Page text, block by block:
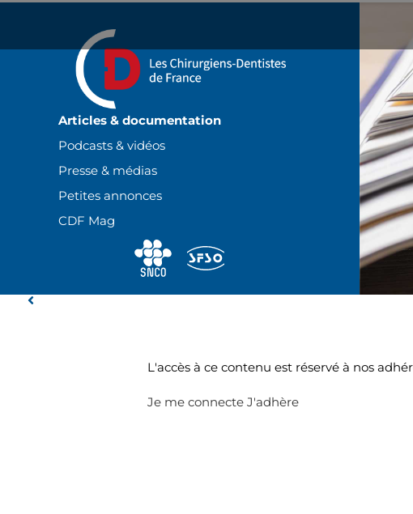
Articles & documentation
Podcasts & vidéos
Presse & médias
Petites annonces
CDF Mag
L'accès à ce contenu est réservé à nos
Je me connecte J'adhère